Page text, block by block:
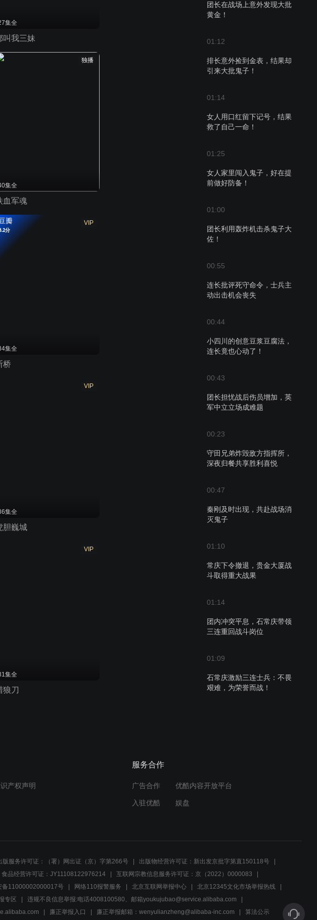
团长在战场上意外发现大批
黄金！
01:12
排长意外捡到金表，结果却
引来大批鬼子！
01:14
女人用口红留下记号，结果
救了自己一命！
01:25
女人家里闯入鬼子，好在提
前做好防备！
01:00
团长利用轰炸机击杀鬼子大
佐！
00:55
连长批评死守命令，士兵主
动出击机会丧失
00:44
小四川的创意豆浆豆腐法，
连长竟也心动了！
00:43
团长担忧战后伤员增加，英
军中立立场成难题
00:23
守田兄弟炸毁敌方指挥所，
深夜归餐共享胜利喜悦
00:47
秦刚及时出现，共赴战场消
灭鬼子
01:10
常庆下令撤退，贵金大厦战
斗取得重大战果
01:14
团内冲突平息，石常庆带领
三连重回战斗岗位
01:09
石常庆激励三连士兵：不畏
艰难，为荣誉而战！
老顾怀疑秋莎的真实目的，
00:58
顾先生拒绝秋莎接送，坚持
选择出租车回家
集全
叫我三妹
独播
集全
血军魂
VIP
瓣
分
集全
桥
VIP
集全
胆巍城
VIP
集全
狼刀
产权声明
服务合作
广告合作 优酷内容开放平台
入驻优酷 娱盘
版服务许可证：（署）网出证（京）字第266号
出版物经营许可证：新出发京批字第直150118号
食品经营许可证：JY11108122976214
互联网宗教信息服务许可证：京（2022）0000083
备11000002000017号 网络110报警服务 北京互联网举报中心
北京12345文化市场举报热线
专区
违规不良信息举报:电话4008100580、邮箱youkujubao@service.alibaba.com
廉正举报入口 廉正举报邮箱：wenyulianzheng@alibaba-inc.com 算法公示